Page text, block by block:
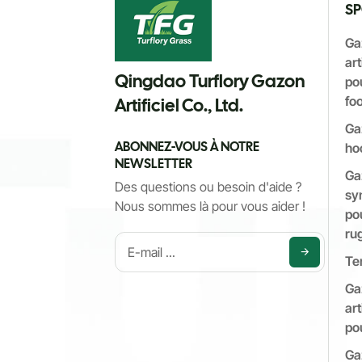
Qingdao Turflory Gazon
Artificiel Co., Ltd.
ABONNEZ-VOUS À NOTRE
NEWSLETTER
Des questions ou besoin d'aide ?
Nous sommes là pour vous aider !